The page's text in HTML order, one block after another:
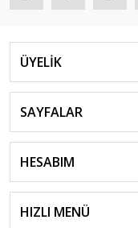
ÜYELİK
SAYFALAR
HESABIM
HIZLI MENÜ